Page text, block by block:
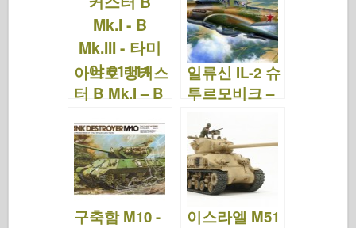
아브로 랭커스
터 B Mk.I – B
야 61111
일류신 IL-2 슈
투르모비크 –
구축함 M10 -
이스라엘 M51